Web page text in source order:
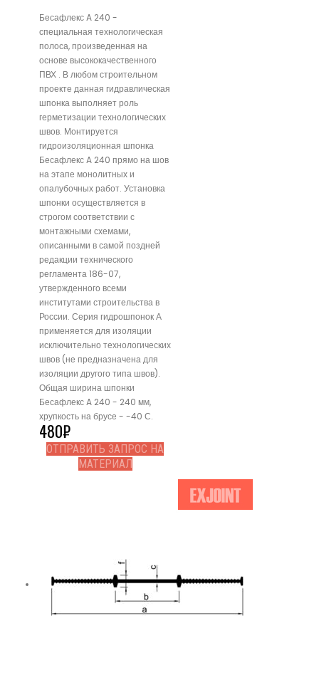
Бесафлекс A 240 -
специальная технологическая
полоса, произведенная на
основе высококачественного
ПВХ . В любом строительном
проекте данная гидравлическая
шпонка выполняет роль
герметизации технологических
швов. Монтируется
гидроизоляционная шпонка
Бесафлекс A 240 прямо на шов
на этапе монолитных и
опалубочных работ. Установка
шпонки осуществляется в
строгом соответствии с
монтажными схемами,
описанными в самой поздней
редакции технического
регламента 186-07,
утвержденного всеми
институтами строительства в
России. Серия гидрошпонок А
применяется для изоляции
исключительно технологических
швов (не предназначена для
изоляции другого типа швов).
Общая ширина шпонки
Бесафлекс A 240 - 240 мм,
хрупкость на брусе - -40 С.
480₽
ОТПРАВИТЬ ЗАПРОС НА
МАТЕРИАЛ